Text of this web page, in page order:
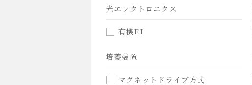
光エレクトロニクス
有機EL
培養装置
マグネットドライブ方式